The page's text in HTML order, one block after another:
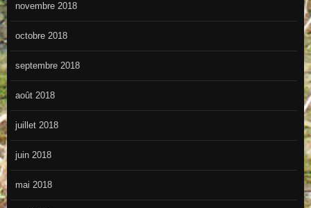
novembre 2018
octobre 2018
septembre 2018
août 2018
juillet 2018
juin 2018
mai 2018